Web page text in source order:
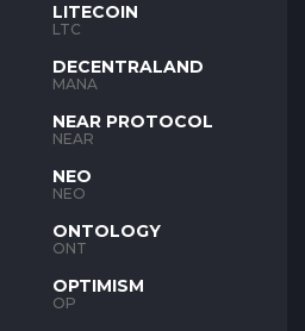
LITECOIN
LTC
DECENTRALAND
MANA
NEAR PROTOCOL
NEAR
NEO
NEO
ONTOLOGY
ONT
OPTIMISM
OP